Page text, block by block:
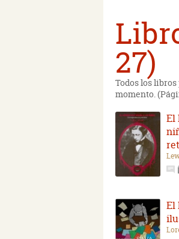
27)
Todos los
momento.
El
El